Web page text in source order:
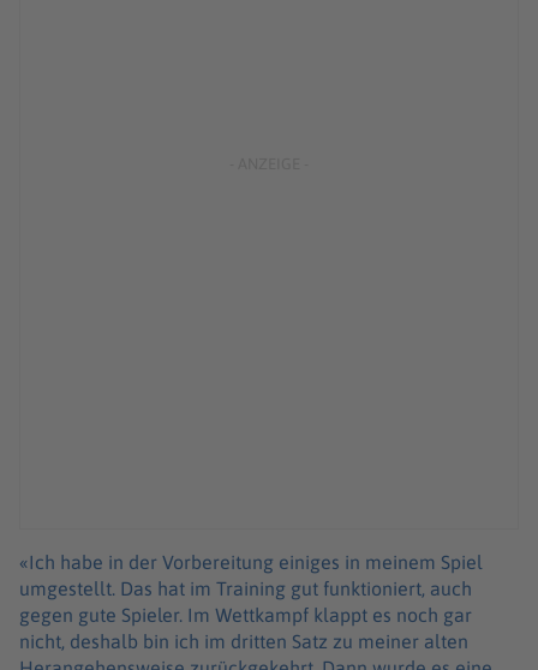
«Ich habe in der Vorbereitung einiges in meinem Spiel
umgestellt. Das hat im Training gut funktioniert, auch
gegen gute Spieler. Im Wettkampf klappt es noch gar
nicht, deshalb bin ich im dritten Satz zu meiner alten